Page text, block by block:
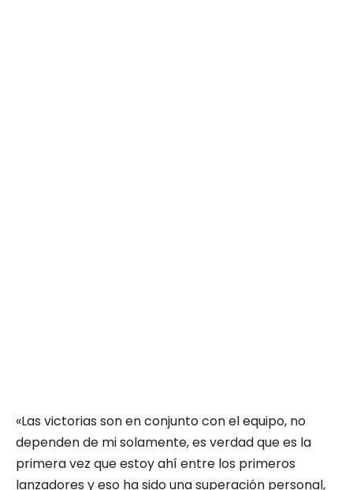
«Las victorias son en conjunto con el equipo, no
dependen de mi solamente, es verdad que es la
primera vez que estoy ahí entre los primeros
lanzadores y eso ha sido una superación personal,